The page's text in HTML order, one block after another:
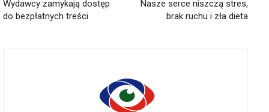
Wydawcy zamykają dostęp
do bezpłatnych treści
Nasze serce niszczą stres,
brak ruchu i zła dieta